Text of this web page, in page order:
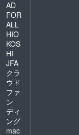
AD
FOR
ALL
HIO
KOS
HI
JFA
クラ
ウド
ファ
ン
ディ
ング
mac